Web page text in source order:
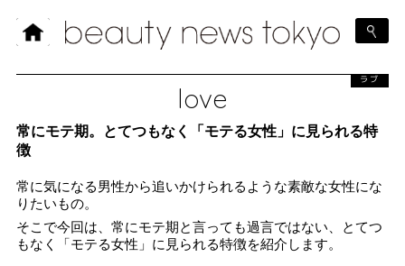
love
ラブ
常にモテ期。とてつもなく「モテる女性」に見られる特
徴
常に気になる男性から追いかけられるような素敵な女性にな
りたいもの。
そこで今回は、常にモテ期と言っても過言ではない、とてつ
もなく「モテる女性」に見られる特徴を紹介します。